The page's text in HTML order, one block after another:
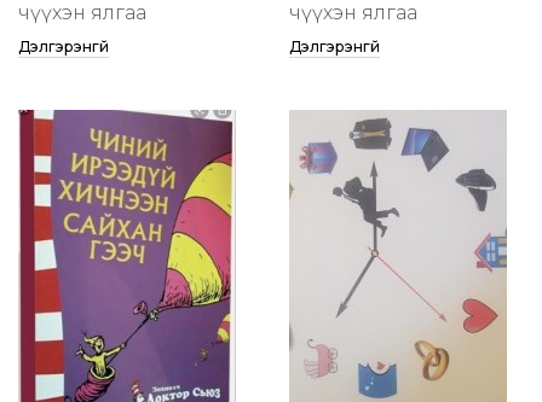
өчүүхэн ялгаа
Дэлгэрэнгүй
өчүүхэн ялгаа
Дэлгэрэнгүй